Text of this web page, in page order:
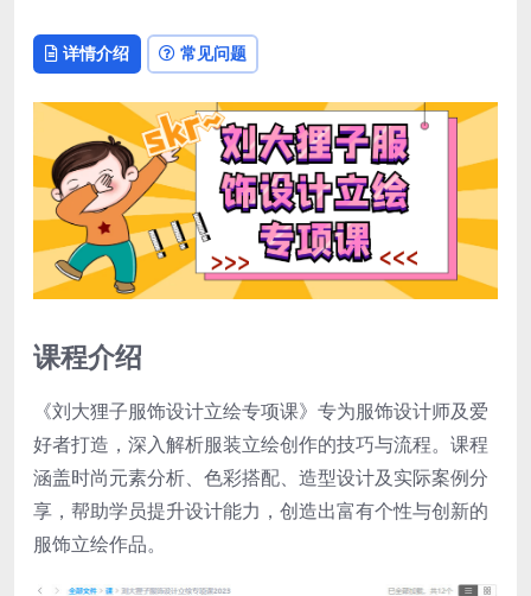
详情介绍 常见问题
课程介绍
《刘大狸子服饰设计立绘专项课》专为服饰设计师及爱
好者打造，深入解析服装立绘创作的技巧与流程。课程
涵盖时尚元素分析、色彩搭配、造型设计及实际案例分
享，帮助学员提升设计能力，创造出富有个性与创新的
服饰立绘作品。